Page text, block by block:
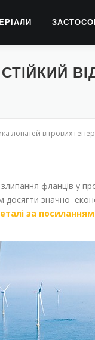
лопатей вітрових
фланців у
значної
за посиланням